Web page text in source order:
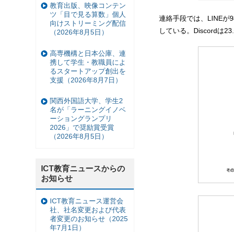
連絡手段では、LINEが
している。Discordは
教育出版、映像コンテン
ツ「目で見る算数」個人
向けストリーミング配信
（2026年8月5日）
高専機構と日本公庫、連
携して学生・教職員によ
るスタートアップ創出を
支援（2026年8月7日）
関西外国語大学、学生2
名が「ラーニングイノベ
ーショングランプリ
2026」で奨励賞受賞
（2026年8月5日）
ICT教育ニュースからの
お知らせ
ICT教育ニュース運営会
社、社名変更および代表
者変更のお知らせ（2025
年7月1日）